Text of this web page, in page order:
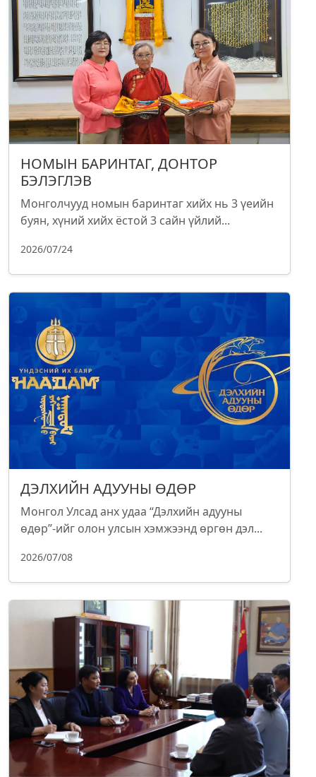
НОМЫН БАРИНТАГ, ДОНТОР
БЭЛЭГЛЭВ
Монголчууд номын баринтаг хийх нь 3 үеийн
буян, хүний хийх ёстой 3 сайн үйлий...
2026/07/24
ДЭЛХИЙН АДУУНЫ ӨДӨР
Монгол Улсад анх удаа “Дэлхийн адууны
өдөр”-ийг олон улсын хэмжээнд өргөн дэл...
2026/07/08